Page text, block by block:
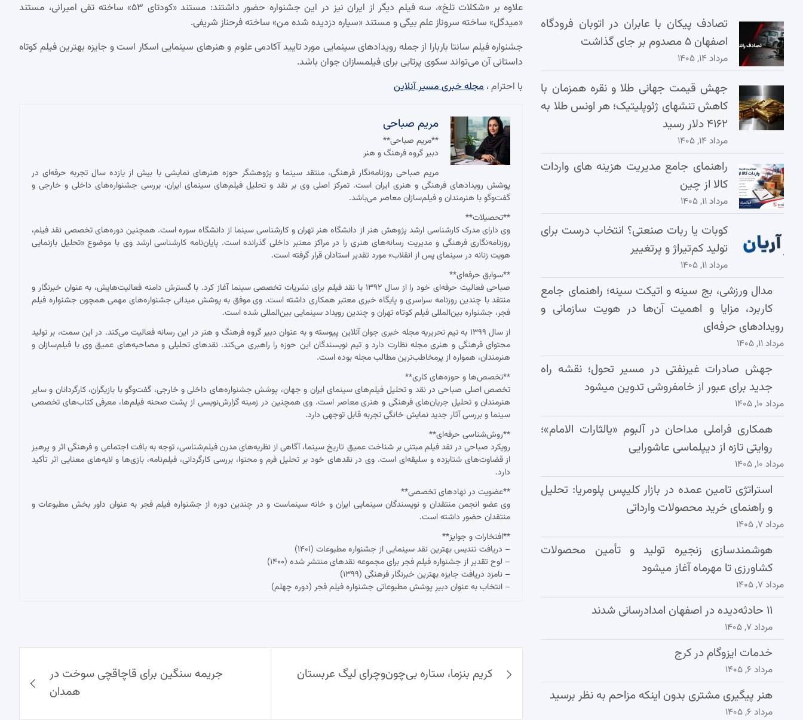
علاوه بر «شکلات تلخ»، سه فیلم دیگر از ایران نیز در این جشنواره حضور داشتند: مستند «کودتای ۵۳» ساخته تقی امیرانی، مستند
«میدگل» ساخته سروناز علم بیگی و مستند «سیاره دزدیده شده من» ساخته فرحناز شریفی.
جشنواره فیلم سانتا باربارا از جمله رویدادهای سینمایی مورد تایید آکادمی علوم و هنرهای سینمایی اسکار است و جایزه بهترین فیلم کوتاه
داستانی آن می‌تواند سکوی پرتابی برای فیلمسازان جوان باشد.
با احترام ،مجله خبری مسیر آنلاین
مریم صباحی
**مریم صباحی**
دبیر گروه فرهنگ و هنر
مریم صباحی روزنامه‌نگار فرهنگی، منتقد سینما و پژوهشگر حوزه هنرهای نمایشی با بیش از یازده سال تجربه حرفه‌ای در
پوشش رویدادهای فرهنگی و هنری ایران است. تمرکز اصلی وی بر نقد و تحلیل فیلم‌های سینمای ایران، بررسی جشنواره‌های داخلی و خارجی و
گفت‌وگو با هنرمندان و فیلم‌سازان معاصر می‌باشد.
**تحصیلات**
وی دارای مدرک کارشناسی ارشد پژوهش هنر از دانشگاه هنر تهران و کارشناسی سینما از دانشگاه سوره است. همچنین دوره‌های تخصصی نقد فیلم،
روزنامه‌نگاری فرهنگی و مدیریت رسانه‌های هنری را در مراکز معتبر داخلی گذرانده است. پایان‌نامه کارشناسی ارشد وی با موضوع «تحلیل بازنمایی
هویت زنانه در سینمای پس از انقلاب» مورد تقدیر استادان قرار گرفته است.
**سوابق حرفه‌ای**
صباحی فعالیت حرفه‌ای خود را از سال ۱۳۹۲ با نقد فیلم برای نشریات تخصصی سینما آغاز کرد. با گسترش دامنه فعالیت‌هایش، به عنوان خبرنگار و
منتقد با چندین روزنامه سراسری و پایگاه خبری معتبر همکاری داشته است. وی موفق به پوشش میدانی جشنواره‌های مهمی همچون جشنواره فیلم
فجر، جشنواره بین‌المللی فیلم کوتاه تهران و چندین رویداد سینمایی بین‌المللی شده است.
از سال ۱۳۹۹ به تیم تحریریه مجله خبری جوان آنلاین پیوسته و به عنوان دبیر گروه فرهنگ و هنر در این رسانه فعالیت می‌کند. در این سمت، بر تولید
محتوای فرهنگی و هنری مجله نظارت دارد و تیم نویسندگان این حوزه را راهبری می‌کند. نقدهای تحلیلی و مصاحبه‌های عمیق وی با فیلم‌سازان و
هنرمندان، همواره از پرمخاطب‌ترین مطالب مجله بوده است.
**تخصص‌ها و حوزه‌های کاری**
تخصص اصلی صباحی در نقد و تحلیل فیلم‌های سینمای ایران و جهان، پوشش جشنواره‌های داخلی و خارجی، گفت‌وگو با بازیگران، کارگردانان و سایر
هنرمندان و تحلیل جریان‌های فرهنگی و هنری معاصر است. وی همچنین در زمینه گزارش‌نویسی از پشت صحنه فیلم‌ها، معرفی کتاب‌های تخصصی
سینما و بررسی آثار جدید نمایش خانگی تجربه قابل توجهی دارد.
**روش‌شناسی حرفه‌ای**
رویکرد صباحی در نقد فیلم مبتنی بر شناخت عمیق تاریخ سینما، آگاهی از نظریه‌های مدرن فیلم‌شناسی، توجه به بافت اجتماعی و فرهنگی اثر و پرهیز
از قضاوت‌های شتابزده و سلیقه‌ای است. وی در نقدهای خود بر تحلیل فرم و محتوا، بررسی کارگردانی، فیلم‌نامه، بازی‌ها و لایه‌های معنایی اثر تأکید
دارد.
**عضویت در نهادهای تخصصی**
وی عضو انجمن منتقدان و نویسندگان سینمایی ایران و خانه سینماست و در چندین دوره از جشنواره فیلم فجر به عنوان داور بخش مطبوعات و
منتقدان حضور داشته است.
**افتخارات و جوایز**
– دریافت تندیس بهترین نقد سینمایی از جشنواره مطبوعات (۱۴۰۱)
– لوح تقدیر از جشنواره فیلم فجر برای مجموعه نقدهای منتشر شده (۱۴۰۰)
– نامزد دریافت جایزه بهترین خبرنگار فرهنگی (۱۳۹۹)
– انتخاب به عنوان دبیر پوشش مطبوعاتی جشنواره فیلم فجر (دوره چهلم)
نوشته‌ها
کریم بنزما، ستاره بی‌چون‌وچرای لیگ عربستان
جریمه سنگین برای قاچاقچی سوخت در
همدان
تصادف پیکان با عابران در اتوبان فرودگاه
اصفهان ۵ مصدوم بر جای گذاشت
مرداد ۱۴, ۱۴۰۵
جهش قیمت جهانی طلا و نقره همزمان با
کاهش تنشهای ژئوپلیتیک؛ هر اونس طلا به
۴۱۶۲ دلار رسید
مرداد ۱۴, ۱۴۰۵
راهنمای جامع مدیریت هزینه‌ های واردات
کالا از چین
مرداد ۱۱, ۱۴۰۵
کوبات یا ربات صنعتی؟ انتخاب درست برای
تولید کم‌تیراژ و پرتغییر
مرداد ۱۱, ۱۴۰۵
مدال ورزشی، بج سینه و اتیکت سینه؛ راهنمای جامع
کاربرد، مزایا و اهمیت آن‌ها در هویت سازمانی و
رویدادهای حرفه‌ای
مرداد ۱۱, ۱۴۰۵
جهش صادرات غیرنفتی در مسیر تحول؛ نقشه راه
جدید برای عبور از خامفروشی تدوین میشود
مرداد ۱۰, ۱۴۰۵
همکاری فراملی مداحان در آلبوم «یالثارات الامام»؛
روایتی تازه از دیپلماسی عاشورایی
مرداد ۱۰, ۱۴۰۵
استراتژی تامین عمده در بازار کلیپس پلومریا: تحلیل
و راهنمای خرید محصولات وارداتی
مرداد ۷, ۱۴۰۵
هوشمندسازی زنجیره تولید و تأمین محصولات
کشاورزی تا مهرماه آغاز میشود
مرداد ۷, ۱۴۰۵
۱۱ حادثه‌دیده در اصفهان امدادرسانی شدند
مرداد ۷, ۱۴۰۵
خدمات ایزوگام در کرج
مرداد ۶, ۱۴۰۵
هنر پیگیری مشتری بدون اینکه مزاحم به نظر برسید
مرداد ۶, ۱۴۰۵